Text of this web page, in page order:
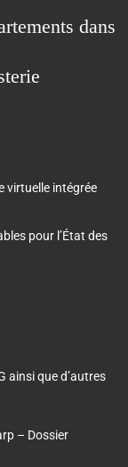
dans
virtuelle intégrée
pour l’État des
ainsi que d’autres
– Dossier